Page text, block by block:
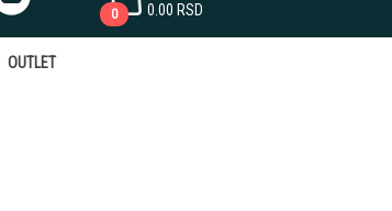
0.00 RSD
0
OUTLET